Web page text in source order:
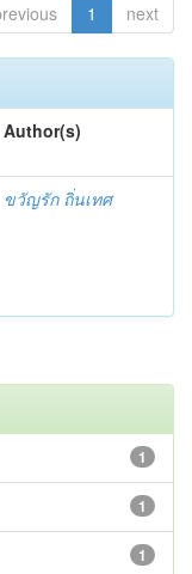
1 next
Author(s)
ขวัญรัก ถิ่นเทศ
1
1
1